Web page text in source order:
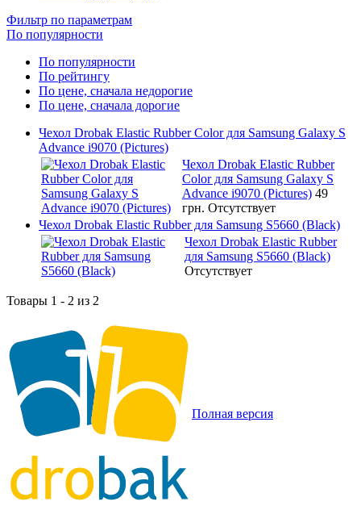
Фильтр по параметрам
По популярности
По популярности
По рейтингу
По цене, сначала недорогие
По цене, сначала дорогие
Чехол Drobak Elastic Rubber Color для Samsung Galaxy S
Advance i9070 (Pictures)
Чехол Drobak Elastic Rubber
Color для Samsung Galaxy S
Advance i9070 (Pictures) 49
грн. Отсутствует
Чехол Drobak Elastic Rubber для Samsung S5660 (Black)
Чехол Drobak Elastic Rubber
для Samsung S5660 (Black)
Отсутствует
Товары 1 - 2 из 2
Полная версия